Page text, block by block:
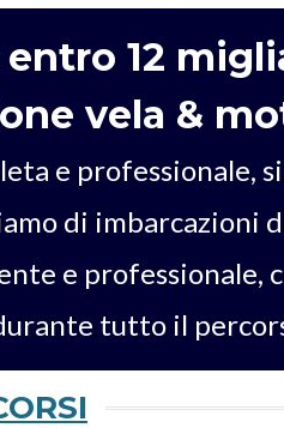
12
vela &
e professionale,
di
e
tutto il